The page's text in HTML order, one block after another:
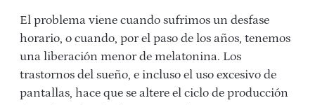
El problema viene cuando sufrimos un desfase
horario, o cuando, por el paso de los años, tenemos
una liberación menor de melatonina. Los
trastornos del sueño, e incluso el uso excesivo de
pantallas, hace que se altere el ciclo de producción